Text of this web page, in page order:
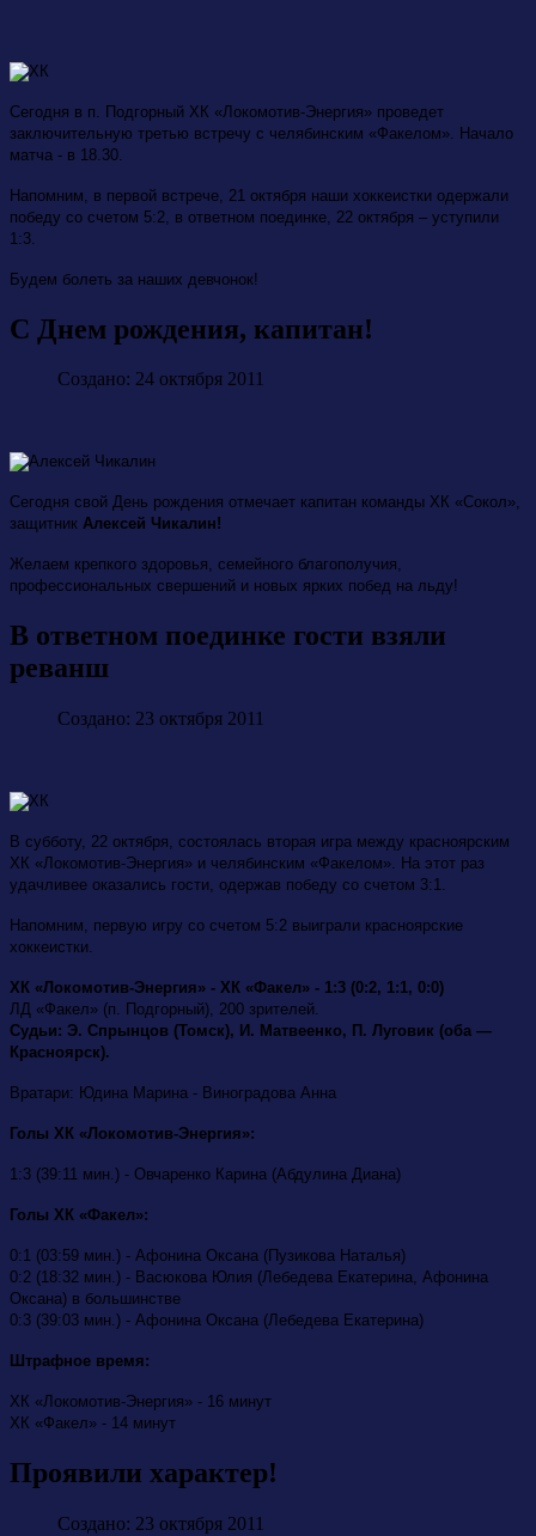
Сегодня в п. Подгорный ХК «Локомотив-Энергия» проведет
заключительную третью встречу с челябинским «Факелом». Начало
матча - в 18.30.
Напомним, в первой встрече, 21 октября наши хоккеистки одержали
победу со счетом 5:2, в ответном поединке, 22 октября – уступили
1:3.
Будем болеть за наших девчонок!
С Днем рождения, капитан!
Создано: 24 октября 2011
Сегодня свой День рождения отмечает капитан команды ХК «Сокол»,
защитник Алексей Чикалин!
Желаем крепкого здоровья, семейного благополучия,
профессиональных свершений и новых ярких побед на льду!
В ответном поединке гости взяли
реванш
Создано: 23 октября 2011
В субботу, 22 октября, состоялась вторая игра между красноярским
ХК «Локомотив-Энергия» и челябинским «Факелом». На этот раз
удачливее оказались гости, одержав победу со счетом 3:1.
Напомним, первую игру со счетом 5:2 выиграли красноярские
хоккеистки.
ХК «Локомотив-Энергия» - ХК «Факел» - 1:3 (0:2, 1:1, 0:0)
ЛД «Факел» (п. Подгорный), 200 зрителей.
Судьи: Э. Спрынцов (Томск), И. Матвеенко, П. Луговик (оба —
Красноярск).
Вратари: Юдина Марина - Виноградова Анна
Голы ХК «Локомотив-Энергия»:
1:3 (39:11 мин.) - Овчаренко Карина (Абдулина Диана)
Голы ХК «Факел»:
0:1 (03:59 мин.) - Афонина Оксана (Пузикова Наталья)
0:2 (18:32 мин.) - Васюкова Юлия (Лебедева Екатерина, Афонина
Оксана) в большинстве
0:3 (39:03 мин.) - Афонина Оксана (Лебедева Екатерина)
Штрафное время:
ХК «Локомотив-Энергия» - 16 минут
ХК «Факел» - 14 минут
Проявили характер!
Создано: 23 октября 2011